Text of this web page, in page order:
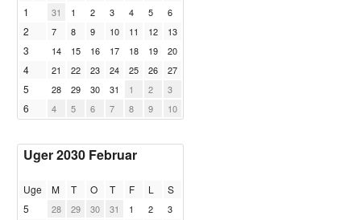
1
31 1 2 3 4 5 6
2 7 8 9 10 11 12 13
3 14 15 16 17 18 19 20
4 21 22 23 24 25 26 27
5 28 29 30 31 1 2 3
6 4 5 6 7 8 9 10
Uger 2030 Februar
Uge M T O T F L
S
5
28 29 30 31 1 2 3